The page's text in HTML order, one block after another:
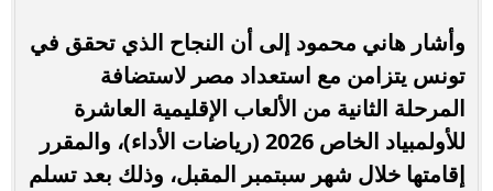
وأشار هاني محمود إلى أن النجاح الذي تحقق في
تونس يتزامن مع استعداد مصر لاستضافة
المرحلة الثانية من الألعاب الإقليمية العاشرة
للأولمبياد الخاص 2026 (رياضات الأداء)، والمقرر
إقامتها خلال شهر سبتمبر المقبل، وذلك بعد تسلم